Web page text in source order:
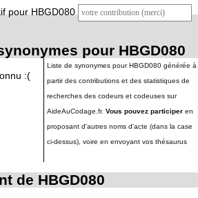
pour HBGD080
pour HBGD080
:(
Liste de synonymes pour HBGD080 générée à
partir des contributions et des statistiques de
recherches des codeurs et codeuses sur
AideAuCodage.fr. Vous pouvez participer en
proposant d'autres noms d'acte (dans la case
ci-dessus), voire en envoyant vos thésaurus
de HBGD080